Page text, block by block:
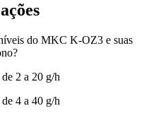
do MKC K-OZ3 e suas
2 a 20 g/h
4 a 40 g/h